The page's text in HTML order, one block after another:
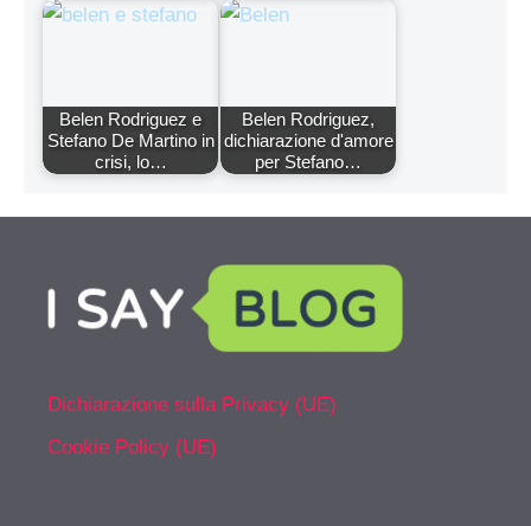
Belen Rodriguez e
Stefano De Martino in
crisi, lo…
Belen Rodriguez,
dichiarazione d'amore
per Stefano…
Dichiarazione sulla Privacy (UE)
Cookie Policy (UE)